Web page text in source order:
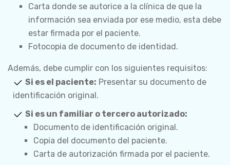
Carta donde se autorice a la clínica de que la
información sea enviada por ese medio, esta debe
estar firmada por el paciente.
Fotocopia de documento de identidad.
Además, debe cumplir con los siguientes requisitos:
Si es el paciente: Presentar su documento de
identificación original.
Si es un familiar o tercero autorizado:
Documento de identificación original.
Copia del documento del paciente.
Carta de autorización firmada por el paciente.